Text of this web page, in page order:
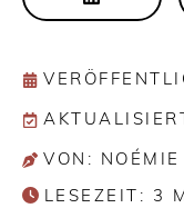
VON: NOÉMIE
LESEZEIT: 3